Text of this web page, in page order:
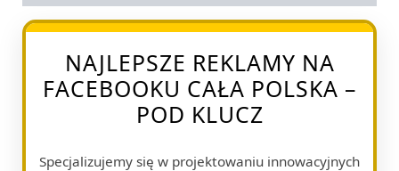
NAJLEPSZE REKLAMY NA
FACEBOOKU CAŁA POLSKA –
POD KLUCZ
Specjalizujemy się w projektowaniu innowacyjnych